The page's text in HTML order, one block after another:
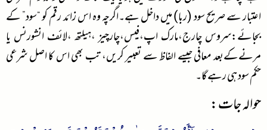
اعتبار سے صریح سود (ربا) میں داخل ہے۔اگرچہ وہ اس زائد رقم کو “سود” کے
بجائے:سروس چارج،مارک اپ،فیس،چارچیز ،ہیلتھ ،لائف انشورنس یا
مرنےکےبعد معافی جیسے الفاظ سے تعبیر کریں، تب بھی اس کا اصل شرعی
حکم سود ہی رہے گا۔
حوالہ جات: